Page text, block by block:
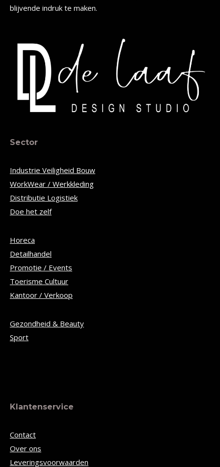
blijvende indruk te maken.
Sector
Industrie Veiligheid Bouw
WorkWear / Werkkleding
Distributie Logistiek
Doe het zelf
Horeca
Detailhandel
Promotie / Events
Toerisme Cultuur
Kantoor / Verkoop
Gezondheid & Beauty
Sport
Klantenservice
Contact
Over ons
Leveringsvoorwaarden